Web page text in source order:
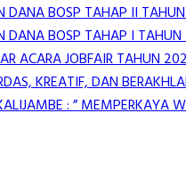
DANA BOSP TAHAP II
DANA BOSP TAHAP I
ACARA JOBFAIR TAHUN
KREATIF, DAN
: ” MEMPERKAYA